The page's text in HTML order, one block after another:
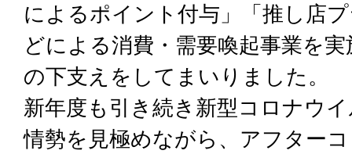
によるポイント付与」「推し店
どによる消費・需要喚起事業を
の下支えをしてまいりました。
新年度も引き続き新型コロナウ
情勢を見極めながら、アフター